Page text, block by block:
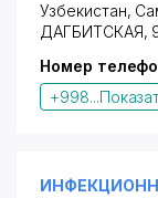
Узбекистан,
ДАГБИТСКАЯ,
Номер
+998...